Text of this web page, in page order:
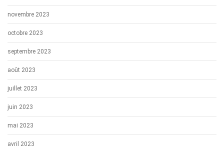
novembre 2023
octobre 2023
septembre 2023
août 2023
juillet 2023
juin 2023
mai 2023
avril 2023